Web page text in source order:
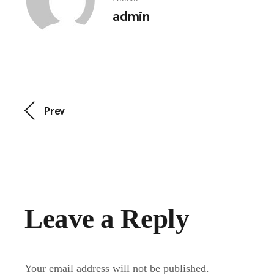
admin
Prev
Leave a Reply
Your email address will not be published.